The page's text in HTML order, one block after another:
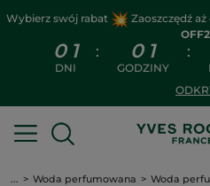
Wybierz swój rabat Zaoszczędź
0 1
DNI
: 0 1
GODZINY
:
... Woda perfumowana Woda